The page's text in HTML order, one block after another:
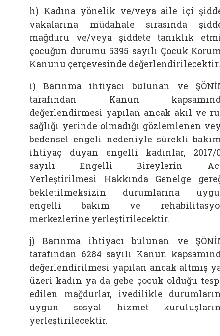
h) Kadına yönelik ve/veya aile içi
vakalarına müdahale sırasında
mağduru ve/veya şiddete tanıklık
çocuğun durumu 5395 sayılı Çocuk
Kanunu çerçevesinde değerlendirilecektir.
i) Barınma ihtiyacı bulunan ve
tarafından Kanun
değerlendirmesi yapılan ancak akıl ve
sağlığı yerinde olmadığı gözlemlenen
bedensel engeli nedeniyle sürekli
ihtiyaç duyan engelli kadınlar, 2017/
sayılı Engelli Bireylerin
Yerleştirilmesi Hakkında Genelge
bekletilmeksizin durumlarına
engelli bakım ve
merkezlerine yerleştirilecektir.
j) Barınma ihtiyacı bulunan ve
tarafından 6284 sayılı Kanun
değerlendirilmesi yapılan ancak altmış
üzeri kadın ya da gebe çocuk olduğu
edilen mağdurlar, ivedilikle
uygun sosyal hizmet
yerleştirilecektir.